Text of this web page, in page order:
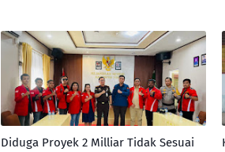
Diduga Proyek 2 Milliar Tidak Sesuai